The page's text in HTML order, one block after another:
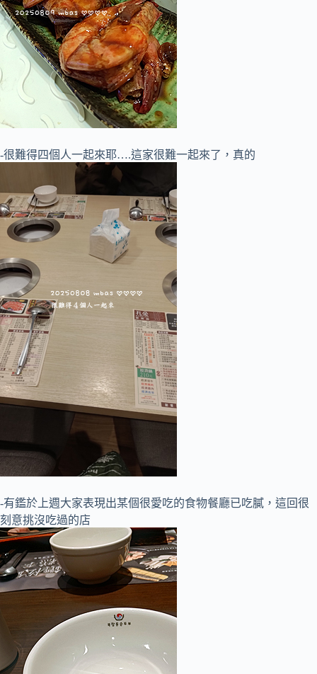
-很難得四個人一起來耶….這家很難一起來了，真的
-有鑑於上週大家表現出某個很愛吃的食物餐廳已吃膩，這回很
刻意挑沒吃過的店